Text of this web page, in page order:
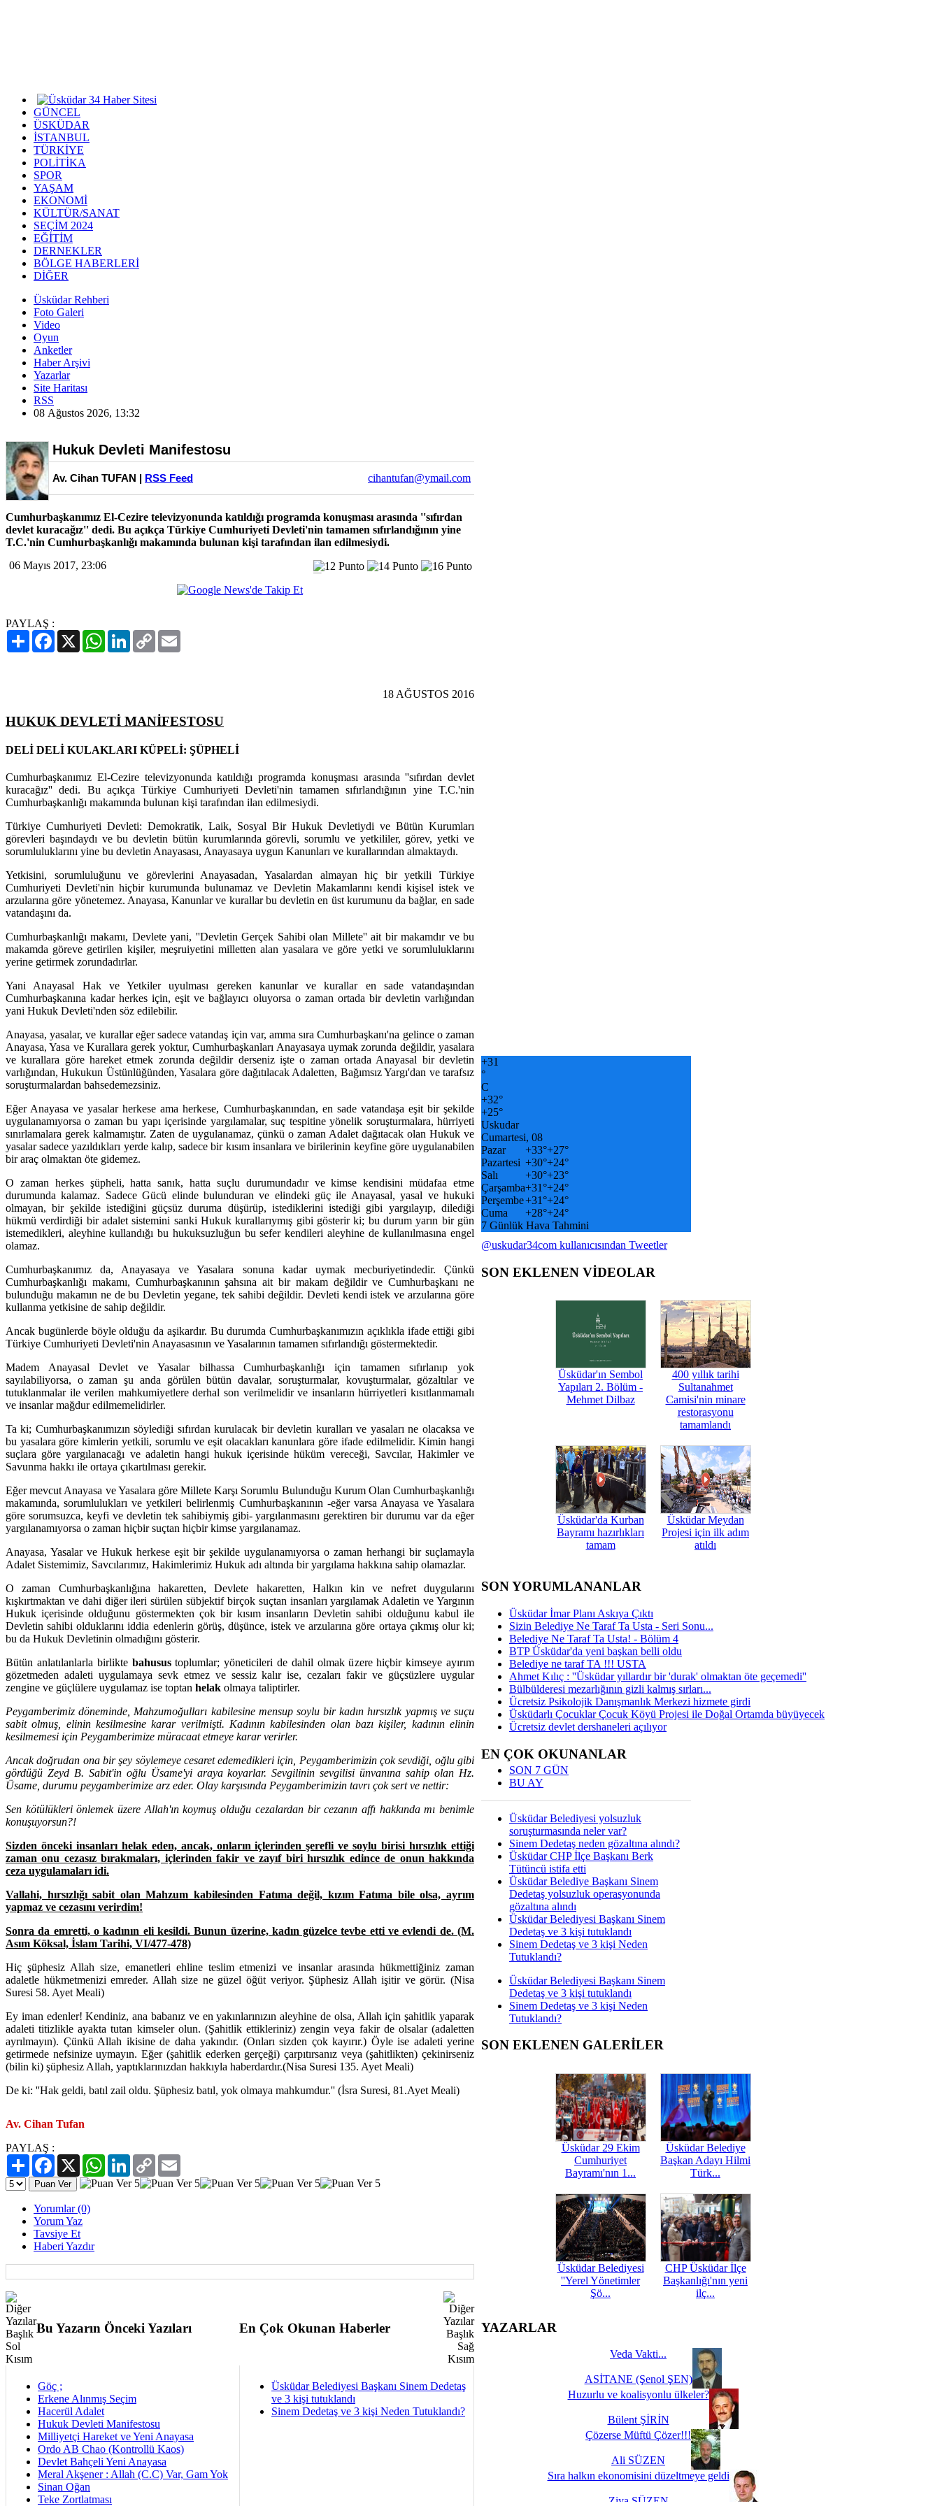
GÜNCEL
ÜSKÜDAR
İSTANBUL
TÜRKİYE
POLİTİKA
SPOR
YAŞAM
EKONOMİ
KÜLTÜR/SANAT
SEÇİM 2024
EĞİTİM
DERNEKLER
BÖLGE HABERLERİ
DİĞER
Üsküdar Rehberi
Foto Galeri
Video
Oyun
Anketler
Haber Arşivi
Yazarlar
Site Haritası
RSS
08 Ağustos 2026, 13:32
Hukuk Devleti Manifestosu
Av. Cihan TUFAN | RSS Feed cihantufan@ymail.com
Cumhurbaşkanımız El-Cezire televizyonunda katıldığı programda konuşması arasında ''sıfırdan
devlet kuracağız'' dedi. Bu açıkça Türkiye Cumhuriyeti Devleti'nin tamamen sıfırlandığının yine
T.C.'nin Cumhurbaşkanlığı makamında bulunan kişi tarafından ilan edilmesiydi.
06 Mayıs 2017, 23:06
PAYLAŞ :
PaylaşFacebook
X WhatsAppLinkedIn
Copy
Link
18 AĞUSTOS 2016
HUKUK DEVLETİ MANİFESTOSU
DELİ DELİ KULAKLARI KÜPELİ: ŞÜPHELİ
Cumhurbaşkanımız El-Cezire televizyonunda katıldığı programda konuşması arasında ''sıfırdan devlet
kuracağız'' dedi. Bu açıkça Türkiye Cumhuriyeti Devleti'nin tamamen sıfırlandığının yine T.C.'nin
Cumhurbaşkanlığı makamında bulunan kişi tarafından ilan edilmesiydi.
Türkiye Cumhuriyeti Devleti: Demokratik, Laik, Sosyal Bir Hukuk Devletiydi ve Bütün Kurumları
görevleri başındaydı ve bu devletin bütün kurumlarında görevli, sorumlu ve yetkililer, görev, yetki ve
sorumluluklarını yine bu devletin Anayasası, Anayasaya uygun Kanunları ve kurallarından almaktaydı.
Yetkisini, sorumluluğunu ve görevlerini Anayasadan, Yasalardan almayan hiç bir yetkili Türkiye
Cumhuriyeti Devleti'nin hiçbir kurumunda bulunamaz ve Devletin Makamlarını kendi kişisel istek ve
arzularına göre yönetemez. Anayasa, Kanunlar ve kurallar bu devletin en üst kurumunu da bağlar, en sade
vatandaşını da.
Cumhurbaşkanlığı makamı, Devlete yani, ''Devletin Gerçek Sahibi olan Millete'' ait bir makamdır ve bu
makamda göreve getirilen kişiler, meşruiyetini milletten alan yasalara ve göre yetki ve sorumluluklarını
yerine getirmek zorundadırlar.
Yani Anayasal Hak ve Yetkiler uyulması gereken kanunlar ve kurallar en sade vatandaşından
Cumhurbaşkanına kadar herkes için, eşit ve bağlayıcı oluyorsa o zaman ortada bir devletin varlığından
yani Hukuk Devleti'nden söz edilebilir.
Anayasa, yasalar, ve kurallar eğer sadece vatandaş için var, amma sıra Cumhurbaşkanı'na gelince o zaman
Anayasa, Yasa ve Kurallara gerek yoktur, Cumhurbaşkanları Anayasaya uymak zorunda değildir, yasalara
ve kurallara göre hareket etmek zorunda değildir derseniz işte o zaman ortada Anayasal bir devletin
varlığından, Hukukun Üstünlüğünden, Yasalara göre dağıtılacak Adaletten, Bağımsız Yargı'dan ve tarafsız
soruşturmalardan bahsedemezsiniz.
Eğer Anayasa ve yasalar herkese ama herkese, Cumhurbaşkanından, en sade vatandaşa eşit bir şekilde
uygulanamıyorsa o zaman bu yapı içerisinde yargılamalar, suç tespitine yönelik soruşturmalara, hürriyeti
sınırlamalara gerek kalmamıştır. Zaten de uygulanamaz, çünkü o zaman Adalet dağıtacak olan Hukuk ve
yasalar sadece yazıldıkları yerde kalıp, sadece bir kısım insanlara ve birilerinin keyfine göre uygulanabilen
bir araç olmaktan öte gidemez.
O zaman herkes şüpheli, hatta sanık, hatta suçlu durumundadır ve kimse kendisini müdafaa etme
durumunda kalamaz. Sadece Gücü elinde bulunduran ve elindeki güç ile Anayasal, yasal ve hukuki
olmayan, bir şekilde istediğini güçsüz duruma düşürüp, istediklerini istediği gibi yargılayıp, dilediği
hükmü verdirdiği bir adalet sistemini sanki Hukuk kurallarıymış gibi gösterir ki; bu durum yarın bir gün
istemedikleri, aleyhine kullandığı bu hukuksuzluğun bu sefer kendileri aleyhine de kullanılmasına engel
olamaz.
Cumhurbaşkanımız da, Anayasaya ve Yasalara sonuna kadar uymak mecburiyetindedir. Çünkü
Cumhurbaşkanlığı makamı, Cumhurbaşkanının şahsına ait bir makam değildir ve Cumhurbaşkanı ne
bulunduğu makamın ne de bu Devletin yegane, tek sahibi değildir. Devleti kendi istek ve arzularına göre
kullanma yetkisine de sahip değildir.
Ancak bugünlerde böyle olduğu da aşikardır. Bu durumda Cumhurbaşkanımızın açıklıkla ifade ettiği gibi
Türkiye Cumhuriyeti Devleti'nin Anayasasının ve Yasalarının tamamen sıfırlandığı göstermektedir.
Madem Anayasal Devlet ve Yasalar bilhassa Cumhurbaşkanlığı için tamamen sıfırlanıp yok
sayılabiliyorsa, o zaman şu anda görülen bütün davalar, soruşturmalar, kovuşturmalar, gözaltılar ve
tutuklanmalar ile verilen mahkumiyetlere derhal son verilmelidir ve insanların hürriyetleri kısıtlanmamalı
ve insanlar mağdur edilmemelidirler.
Ta ki; Cumhurbaşkanımızın söylediği sıfırdan kurulacak bir devletin kuralları ve yasaları ne olacaksa ve
bu yasalara göre kimlerin yetkili, sorumlu ve eşit olacakları kanunlara göre ifade edilmelidir. Kimin hangi
suçlara göre yargılanacağı ve adaletin hangi hukuk içerisinde hüküm vereceği, Savcılar, Hakimler ve
Savunma hakkı ile ortaya çıkartılması gerekir.
Eğer mevcut Anayasa ve Yasalara göre Millete Karşı Sorumlu Bulunduğu Kurum Olan Cumhurbaşkanlığı
makamında, sorumlulukları ve yetkileri belirlenmiş Cumhurbaşkanının -eğer varsa Anayasa ve Yasalara
göre sorumsuzca, keyfi ve devletin tek sahibiymiş gibi- yargılanmasını gerektiren bir durumu var da eğer
yargılanamıyorsa o zaman hiçbir suçtan hiçbir kimse yargılanamaz.
Anayasa, Yasalar ve Hukuk herkese eşit bir şekilde uygulanamıyorsa o zaman herhangi bir suçlamayla
Adalet Sistemimiz, Savcılarımız, Hakimlerimiz Hukuk adı altında bir yargılama hakkına sahip olamazlar.
O zaman Cumhurbaşkanlığına hakaretten, Devlete hakaretten, Halkın kin ve nefret duygularını
kışkırtmaktan ve dahi diğer ileri sürülen sübjektif birçok suçtan insanları yargılamak Adaletin ve Yargının
Hukuk içerisinde olduğunu göstermekten çok bir kısım insanların Devletin sahibi olduğunu kabul ile
Devletin sahibi olduklarını iddia edenlerin görüş, düşünce, istek ve arzularına göre ortaya çıkmış olur ki;
bu da Hukuk Devletinin olmadığını gösterir.
Bütün anlatılanlarla birlikte bahusustoplumlar; yöneticileri de dahil olmak üzere hiçbir kimseye ayırım
gözetmeden adaleti uygulamaya sevk etmez ve sessiz kalır ise, cezaları fakir ve güçsüzlere uygular
zengine ve güçlülere uygulamaz ise toptan helak olmaya taliptirler.
Peygamberimiz döneminde, Mahzumoğulları kabilesine mensup soylu bir kadın hırsızlık yapmış ve suçu
sabit olmuş, elinin kesilmesine karar verilmişti. Kadının kabilesinden olan bazı kişiler, kadının elinin
kesilmemesi için Peygamberimize müracaat etmeye karar verirler.
Ancak doğrudan ona bir şey söylemeye cesaret edemedikleri için, Peygamberimizin çok sevdiği, oğlu gibi
gördüğü Zeyd B. Sabit'in oğlu Üsame'yi araya koyarlar. Sevgilinin sevgilisi ünvanına sahip olan Hz.
Üsame, durumu peygamberimize arz eder. Olay karşısında Peygamberimizin tavrı çok sert ve nettir:
Sen kötülükleri önlemek üzere Allah'ın koymuş olduğu cezalardan bir cezanın affı hakkında mı benimle
konuşuyorsun?!
Sizden önceki insanları helak eden, ancak, onların içlerinden şerefli ve soylu birisi hırsızlık ettiği
zaman onu cezasız bırakmaları, içlerinden fakir ve zayıf biri hırsızlık edince de onun hakkında
ceza uygulamaları idi.
Vallahi, hırsızlığı sabit olan Mahzum kabilesinden Fatıma değil, kızım Fatıma bile olsa, ayrım
yapmaz ve cezasını verirdim!
Sonra da emretti, o kadının eli kesildi. Bunun üzerine, kadın güzelce tevbe etti ve evlendi de. (M.
Asım Köksal, İslam Tarihi, VI/477-478)
Hiç şüphesiz Allah size, emanetleri ehline teslim etmenizi ve insanlar arasında hükmettiğiniz zaman
adaletle hükmetmenizi emreder. Allah size ne güzel öğüt veriyor. Şüphesiz Allah işitir ve görür. (Nisa
Suresi 58. Ayet Meali)
Ey iman edenler! Kendiniz, ana babanız ve en yakınlarınızın aleyhine de olsa, Allah için şahitlik yaparak
adaleti titizlikle ayakta tutan kimseler olun. (Şahitlik ettikleriniz) zengin veya fakir de olsalar (adaletten
ayrılmayın). Çünkü Allah ikisine de daha yakındır. (Onları sizden çok kayırır.) Öyle ise adaleti yerine
getirmede nefsinize uymayın. Eğer (şahitlik ederken gerçeği) çarpıtırsanız veya (şahitlikten) çekinirseniz
(bilin ki) şüphesiz Allah, yaptıklarınızdan hakkıyla haberdardır.(Nisa Suresi 135. Ayet Meali)
De ki: ''Hak geldi, batıl zail oldu. Şüphesiz batıl, yok olmaya mahkumdur.'' (İsra Suresi, 81.Ayet Meali)
Av. Cihan Tufan
PAYLAŞ :
PaylaşFacebook
X WhatsAppLinkedIn
Copy
Link
Yorumlar (0)
Yorum Yaz
Tavsiye Et
Haberi Yazdır
Bu Yazarın Önceki Yazıları En Çok Okunan Haberler
Göç ;
Erkene Alınmış Seçim
Hacerül Adalet
Hukuk Devleti Manifestosu
Milliyetçi Hareket ve Yeni Anayasa
Ordo AB Chao (Kontrollü Kaos)
Devlet Bahçeli Yeni Anayasa
Meral Akşener : Allah (C.C) Var, Gam Yok
Sinan Oğan
Teke Zortlatması
Üsküdar Belediyesi Başkanı Sinem Dedetaş
ve 3 kişi tutuklandı
Sinem Dedetaş ve 3 kişi Neden Tutuklandı?
+31
°
C
+32°
+25°
Uskudar
Cumartesi, 08
Pazar
+33°+27°
Pazartesi +30°+24°
Salı
+30°+23°
Çarşamba+31°+24°
Perşembe+31°+24°
Cuma
+28°+24°
7 Günlük Hava Tahmini
@uskudar34com kullanıcısından Tweetler
SON EKLENEN VİDEOLAR
Üsküdar'ın Sembol
Yapıları 2. Bölüm -
Mehmet Dilbaz
400 yıllık tarihi
Sultanahmet
Camisi'nin minare
restorasyonu
tamamlandı
Üsküdar'da Kurban
Bayramı hazırlıkları
tamam
Üsküdar Meydan
Projesi için ilk adım
atıldı
SON YORUMLANANLAR
Üsküdar İmar Planı Askıya Çıktı
Sizin Belediye Ne Taraf Ta Usta - Seri Sonu...
Belediye Ne Taraf Ta Usta! - Bölüm 4
BTP Üsküdar'da yeni başkan belli oldu
Belediye ne taraf TA !!! USTA
Ahmet Kılıç : ''Üsküdar yıllardır bir 'durak' olmaktan öte geçemedi''
Bülbülderesi mezarlığının gizli kalmış sırları...
Ücretsiz Psikolojik Danışmanlık Merkezi hizmete girdi
Üsküdarlı Çocuklar Çocuk Köyü Projesi ile Doğal Ortamda büyüyecek
Ücretsiz devlet dershaneleri açılıyor
EN ÇOK OKUNANLAR
SON 7 GÜN
BU AY
Üsküdar Belediyesi yolsuzluk
soruşturmasında neler var?
Sinem Dedetaş neden gözaltına alındı?
Üsküdar CHP İlçe Başkanı Berk
Tütüncü istifa etti
Üsküdar Belediye Başkanı Sinem
Dedetaş yolsuzluk operasyonunda
gözaltına alındı
Üsküdar Belediyesi Başkanı Sinem
Dedetaş ve 3 kişi tutuklandı
Sinem Dedetaş ve 3 kişi Neden
Tutuklandı?
Üsküdar Belediyesi Başkanı Sinem
Dedetaş ve 3 kişi tutuklandı
Sinem Dedetaş ve 3 kişi Neden
Tutuklandı?
SON EKLENEN GALERİLER
Üsküdar 29 Ekim
Cumhuriyet
Bayramı'nın 1...
Üsküdar Belediye
Başkan Adayı Hilmi
Türk...
Üsküdar Belediyesi
''Yerel Yönetimler
Şö...
CHP Üsküdar İlçe
Başkanlığı'nın yeni
ilç...
YAZARLAR
Veda Vakti...
ASİTANE (Şenol ŞEN)
Huzurlu ve koalisyonlu ülkeler?
Bülent ŞİRİN
Çözerse Müftü Çözer!!!
Ali SÜZEN
Sıra halkın ekonomisini düzeltmeye geldi
Ziya SÜZEN